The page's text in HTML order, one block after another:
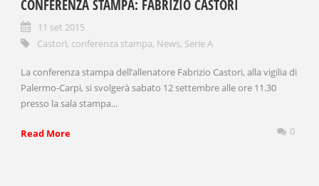
CONFERENZA STAMPA: FABRIZIO CASTORI
11 set 2015
Castori, conferenza stampa, News, Serie A
La conferenza stampa dell’allenatore Fabrizio Castori, alla vigilia di
Palermo-Carpi, si svolgerà sabato 12 settembre alle ore 11.30
presso la sala stampa...
Read More 0